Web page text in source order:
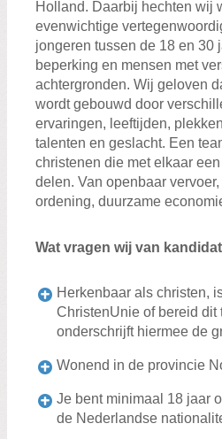
Holland. Daarbij hechten wij
evenwichtige
jongeren tussen de 18 en 30
beperking en mensen met
achtergronden. Wij geloven
wordt gebouwd door
ervaringen, leeftijden,
talenten en geslacht. Een
christenen die met elkaar
delen. Van openbaar
ordening, duurzame
Wat vragen wij van
Herkenbaar als christen,
ChristenUnie of bereid dit
onderschrijft hiermee de
Wonend in de provincie
Je bent minimaal 18 jaar
de Nederlandse